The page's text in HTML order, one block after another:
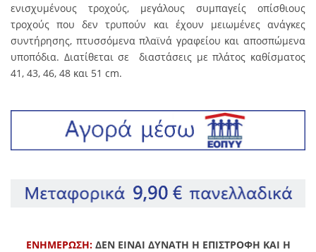
ενισχυμένους τροχούς, μεγάλους συμπαγείς οπίσθιους
τροχούς που δεν τρυπούν και έχουν μειωμένες ανάγκες
συντήρησης, πτυσσόμενα πλαϊνά γραφείου και αποσπώμενα
υποπόδια. Διατίθεται σε διαστάσεις με πλάτος καθίσματος
41, 43, 46, 48 και 51 cm.
ΕΝΗΜΕΡΩΣΗ:ΔΕΝ ΕΙΝΑΙ ΔΥΝΑΤΗ Η ΕΠΙΣΤΡΟΦΗ ΚΑΙ Η